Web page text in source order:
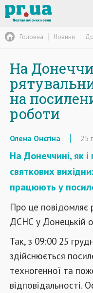
Головна Новини
На
на
роботи
Олена Онєгіна 25
На Донеччині, як і
святкових
працюють у
Про це повідомляє
ДСНС у Донецькій
Так, з 09:00 25
здійснюється
техногенної та
відповідальності.